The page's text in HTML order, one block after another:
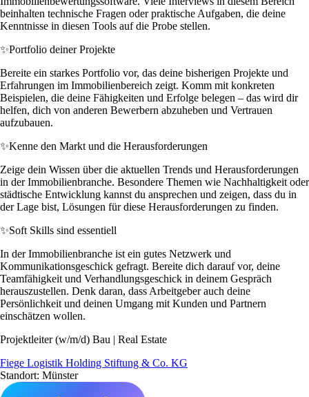
beinhalten technische Fragen oder praktische Aufgaben, die deine
Kenntnisse in diesen Tools auf die Probe stellen.
✨Portfolio deiner Projekte
Bereite ein starkes Portfolio vor, das deine bisherigen Projekte und
Erfahrungen im Immobilienbereich zeigt. Komm mit konkreten
Beispielen, die deine Fähigkeiten und Erfolge belegen – das wird dir
helfen, dich von anderen Bewerbern abzuheben und Vertrauen
aufzubauen.
✨Kenne den Markt und die Herausforderungen
Zeige dein Wissen über die aktuellen Trends und Herausforderungen
in der Immobilienbranche. Besondere Themen wie Nachhaltigkeit oder
städtische Entwicklung kannst du ansprechen und zeigen, dass du in
der Lage bist, Lösungen für diese Herausforderungen zu finden.
✨Soft Skills sind essentiell
In der Immobilienbranche ist ein gutes Netzwerk und
Kommunikationsgeschick gefragt. Bereite dich darauf vor, deine
Teamfähigkeit und Verhandlungsgeschick in deinem Gespräch
herauszustellen. Denk daran, dass Arbeitgeber auch deine
Persönlichkeit und deinen Umgang mit Kunden und Partnern
einschätzen wollen.
Projektleiter (w/m/d) Bau | Real Estate
Fiege Logistik Holding Stiftung & Co. KG
Standort: Münster